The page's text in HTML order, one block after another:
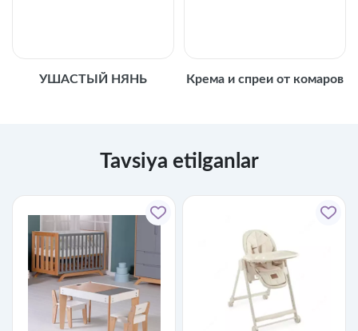
УШАСТЫЙ НЯНЬ Крема и спреи от комаров
Tavsiya etilganlar